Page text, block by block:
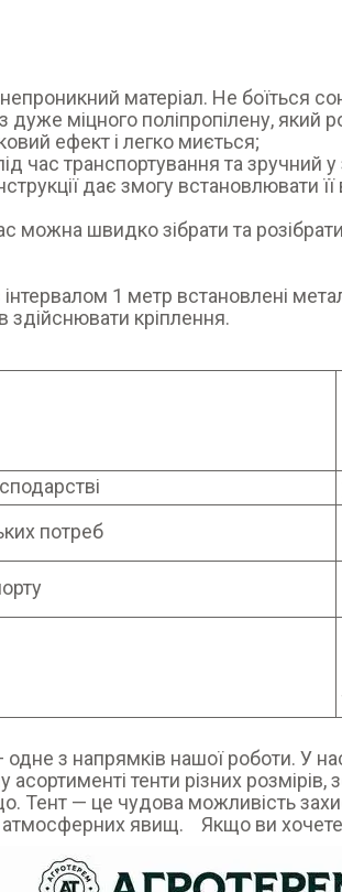
матеріал. Не боїться
дуже міцного поліпропілену, який
ефект і легко миється;
час транспортування та зручний у
дає змогу встановлювати
можна швидко зібрати та
інтервалом 1 метр встановлені
здійснювати кріплення.
потреб
одне з напрямків нашої роботи. У
тенти різних
Тент — це чудова можливість
атмосферних явищ. Якщо ви хочете